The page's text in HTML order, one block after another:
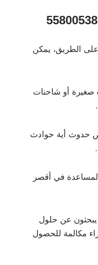
الطريق، يمكن
صغيرة أو شاحنات
حدوث أية حوادث
الاتصال بالرقم 55800538 يضمن وصول المساعدة في أقصر
يبحثون عن حلول
مكالمة للحصول